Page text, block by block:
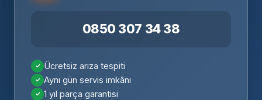
0850 307 34 38
Ücretsiz arıza tespiti
Aynı gün servis imkânı
1 yıl parça garantisi